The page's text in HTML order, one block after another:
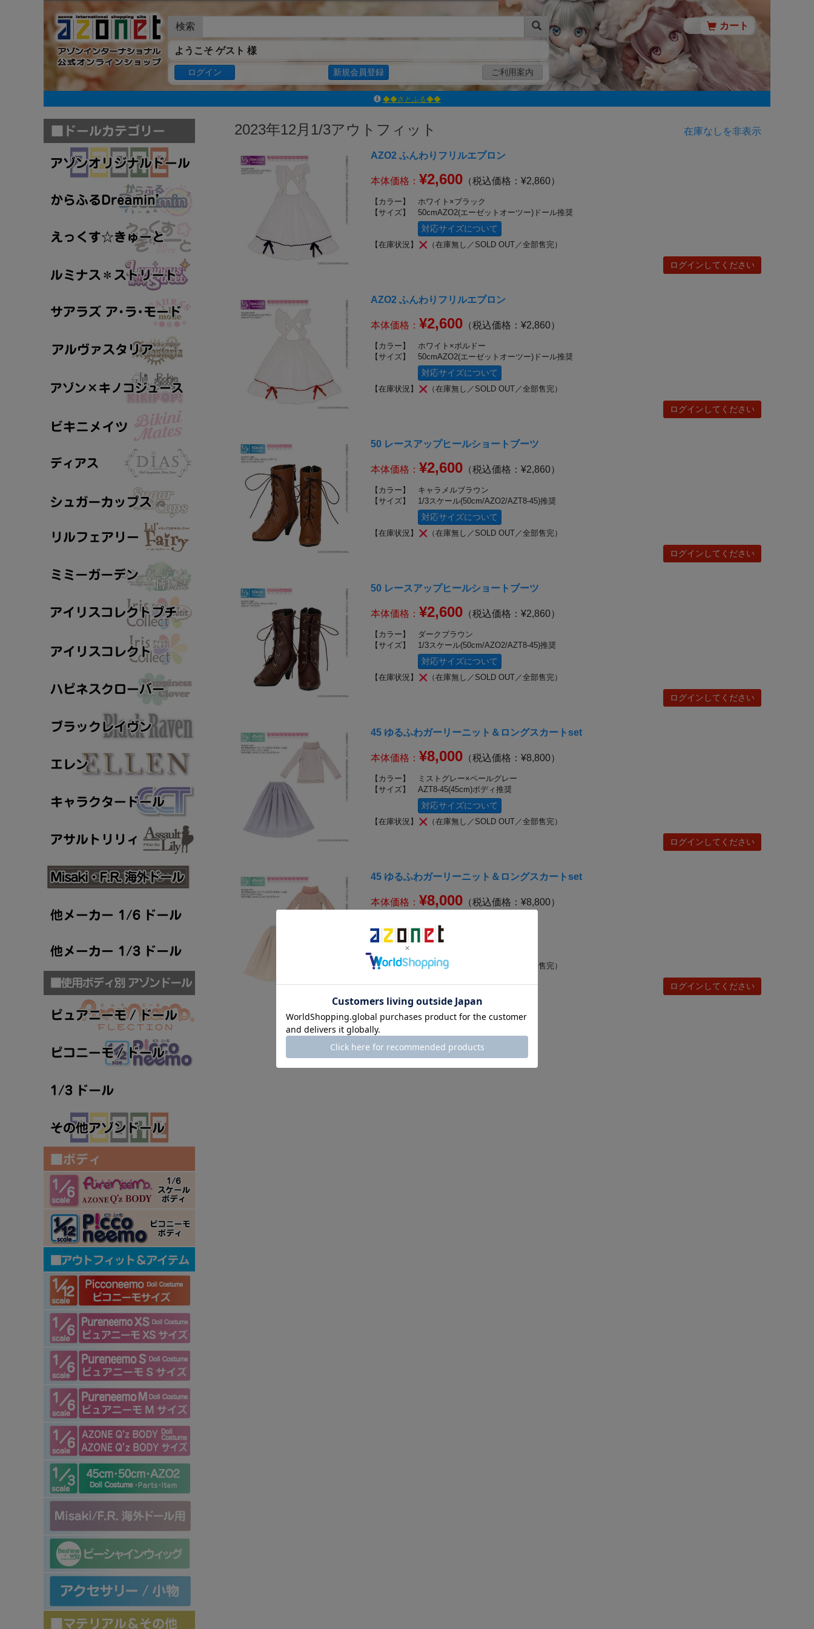
検索
ようこそ ゲスト 様
ログイン 新規会員登録 ご利用案内
カート
◆◆さとふる◆◆
ｱｿﾞﾝﾚｰﾍﾞﾙｼｮｯﾌﾟ楽天市場店
ｱｿﾞﾝｵﾝﾗｲﾝｼｮｯﾌﾟX
よくあるご質問（Q&A）
2023年12月1/3アウトフィット 在庫なしを非表示
AZO2 ふんわりフリルエプロン
本体価格： ¥2,600 （税込価格：¥2,860）
【カラー】
ホワイト×ブラック
【サイズ】
50cmAZO2(エーゼットオーツー)ドール推奨
対応サイズについて
【在庫状況】 （在庫無し／SOLD OUT／全部售完）
ログインしてください
AZO2 ふんわりフリルエプロン
本体価格： ¥2,600 （税込価格：¥2,860）
【カラー】
ホワイト×ボルドー
【サイズ】
50cmAZO2(エーゼットオーツー)ドール推奨
対応サイズについて
【在庫状況】 （在庫無し／SOLD OUT／全部售完）
ログインしてください
50 レースアップヒールショートブーツ
本体価格： ¥2,600 （税込価格：¥2,860）
【カラー】
キャラメルブラウン
【サイズ】
1/3スケール(50cm/AZO2/AZT8-45)推奨
対応サイズについて
【在庫状況】 （在庫無し／SOLD OUT／全部售完）
ログインしてください
50 レースアップヒールショートブーツ
本体価格： ¥2,600 （税込価格：¥2,860）
【カラー】
ダークブラウン
【サイズ】
1/3スケール(50cm/AZO2/AZT8-45)推奨
対応サイズについて
【在庫状況】 （在庫無し／SOLD OUT／全部售完）
ログインしてください
45 ゆるふわガーリーニット＆ロングスカートset
本体価格： ¥8,000 （税込価格：¥8,800）
【カラー】
ミストグレー×ペールグレー
【サイズ】
AZT8-45(45cm)ボディ推奨
対応サイズについて
【在庫状況】 （在庫無し／SOLD OUT／全部售完）
ログインしてください
45 ゆるふわガーリーニット＆ロングスカートset
本体価格： ¥8,000 （税込価格：¥8,800）
【サイズ】
AZT8-45(45cm)ボディ推奨
【在庫状況】 （在庫無し／SOLD OUT／全部售完）
ログインしてください
1